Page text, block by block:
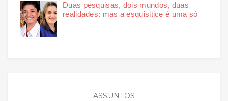
Duas pesquisas, dois mundos, duas
realidades: mas a esquisitice é uma só
ASSUNTOS